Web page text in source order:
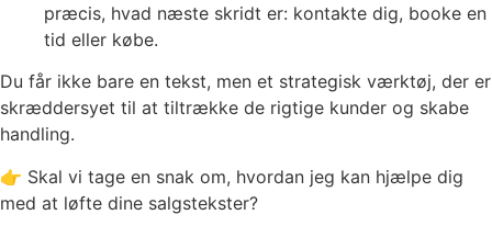
præcis, hvad næste skridt er: kontakte dig, booke en
tid eller købe.
Du får ikke bare en tekst, men et strategisk værktøj, der er
skræddersyet til at tiltrække de rigtige kunder og skabe
handling.
👉 Skal vi tage en snak om, hvordan jeg kan hjælpe dig
med at løfte dine salgstekster?